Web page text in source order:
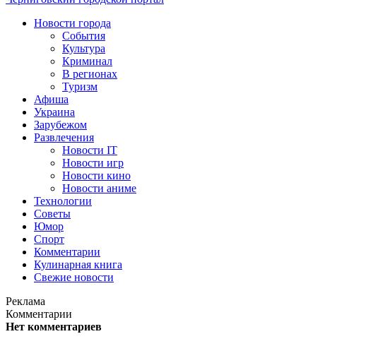
Новости города
События
Культура
Криминал
В регионах
Туризм
Афиша
Украина
Зарубежом
Развлечения
Новости IT
Новости игр
Новости кино
Новости аниме
Технологии
Советы
Юмор
Спорт
Комментарии
Кулинарная книга
Свежие новости
Реклама
Комментарии
Нет комментариев